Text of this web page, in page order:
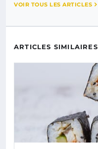
VOIR TOUS LES ARTICLES
ARTICLES SIMILAIRES